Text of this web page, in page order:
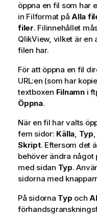
öppna en fil som har
in Filformat på Alla
filer. Filinnehållet
QlikView, vilket är en
filen har.
För att öppna en fil
URL:en (som har
textboxen Filnamni
Öppna.
När en fil har valts
fem sidor: Källa, Typ,
Skript. Eftersom det
behöver ändra något
med sidan Typ.
sidorna med
På sidorna Typ och